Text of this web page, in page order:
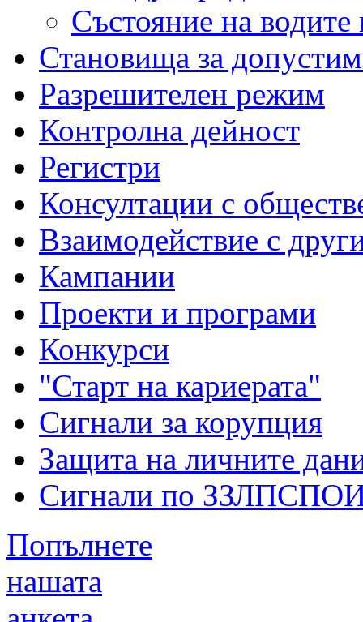
Състояние на водите
Становища за
Разрешителен режим
Контролна дейност
Регистри
Консултации с
Взаимодействие с
Кампании
Проекти и програми
Конкурси
"Старт на кариерата"
Сигнали за корупция
Защита на личните
Сигнали по
Попълнете
нашата